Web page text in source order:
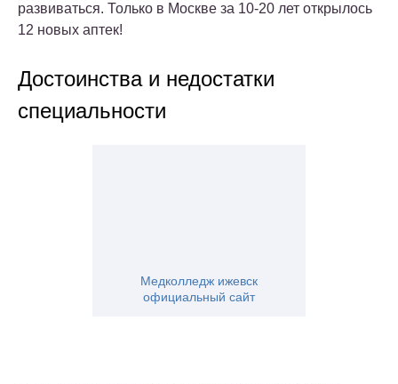
развиваться. Только в Москве за 10-20 лет открылось
12 новых аптек!
Достоинства и недостатки
специальности
Медколледж ижевск
официальный сайт